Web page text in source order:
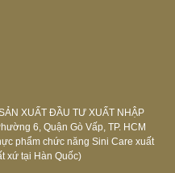
XUẤT ĐẦU TƯ XUẤT NHẬP
6, Quận Gò Vấp, TP. HCM
phẩm chức năng Sini Care xuất
xứ tại Hàn Quốc)